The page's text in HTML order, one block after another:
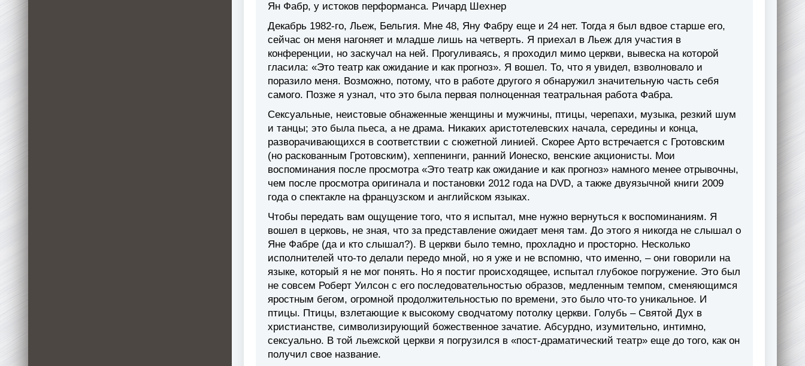
Ян Фабр, у истоков перформанса. Ричард Шехнер
Декабрь 1982-го, Льеж, Бельгия. Мне 48, Яну Фабру еще и 24 нет. Тогда я был вдвое старше его,
сейчас он меня нагоняет и младше лишь на четверть. Я приехал в Льеж для участия в
конференции, но заскучал на ней. Прогуливаясь, я проходил мимо церкви, вывеска на которой
гласила: «Это театр как ожидание и как прогноз». Я вошел. То, что я увидел, взволновало и
поразило меня. Возможно, потому, что в работе другого я обнаружил значительную часть себя
самого. Позже я узнал, что это была первая полноценная театральная работа Фабра.
Сексуальные, неистовые обнаженные женщины и мужчины, птицы, черепахи, музыка, резкий шум
и танцы; это была пьеса, а не драма. Никаких аристотелевских начала, середины и конца,
разворачивающихся в соответствии с сюжетной линией. Скорее Арто встречается с Гротовским
(но раскованным Гротовским), хеппенинги, ранний Ионеско, венские акционисты. Мои
воспоминания после просмотра «Это театр как ожидание и как прогноз» намного менее отрывочны,
чем после просмотра оригинала и постановки 2012 года на DVD, а также двуязычной книги 2009
года о спектакле на французском и английском языках.
Чтобы передать вам ощущение того, что я испытал, мне нужно вернуться к воспоминаниям. Я
вошел в церковь, не зная, что за представление ожидает меня там. До этого я никогда не слышал о
Яне Фабре (да и кто слышал?). В церкви было темно, прохладно и просторно. Несколько
исполнителей что-то делали передо мной, но я уже и не вспомню, что именно, – они говорили на
языке, который я не мог понять. Но я постиг происходящее, испытал глубокое погружение. Это был
не совсем Роберт Уилсон с его последовательностью образов, медленным темпом, сменяющимся
яростным бегом, огромной продолжительностью по времени, это было что-то уникальное. И
птицы. Птицы, взлетающие к высокому сводчатому потолку церкви. Голубь – Святой Дух в
христианстве, символизирующий божественное зачатие. Абсурдно, изумительно, интимно,
сексуально. В той льежской церкви я погрузился в «пост-драматический театр» еще до того, как он
получил свое название.